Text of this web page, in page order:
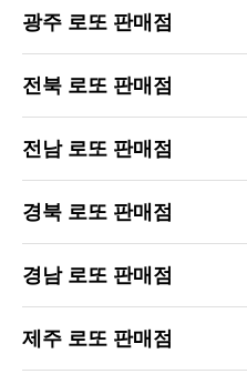
광주 로또 판매점
전북 로또 판매점
전남 로또 판매점
경북 로또 판매점
경남 로또 판매점
제주 로또 판매점